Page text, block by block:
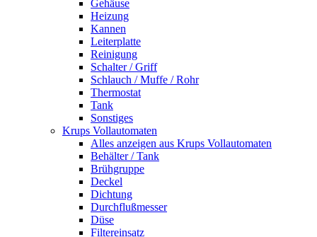
Gehäuse
Heizung
Kannen
Leiterplatte
Reinigung
Schalter / Griff
Schlauch / Muffe / Rohr
Thermostat
Tank
Sonstiges
Krups Vollautomaten
Alles anzeigen aus Krups Vollautomaten
Behälter / Tank
Brühgruppe
Deckel
Dichtung
Durchflußmesser
Düse
Filtereinsatz